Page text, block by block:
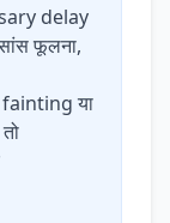
delay
फूलना,
या